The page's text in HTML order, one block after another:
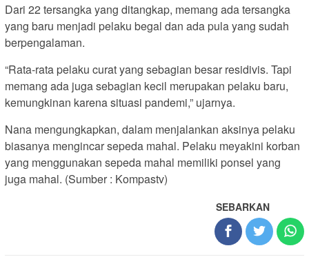
Dari 22 tersangka yang ditangkap, memang ada tersangka
yang baru menjadi pelaku begal dan ada pula yang sudah
berpengalaman.
“Rata-rata pelaku curat yang sebagian besar residivis. Tapi
memang ada juga sebagian kecil merupakan pelaku baru,
kemungkinan karena situasi pandemi,” ujarnya.
Nana mengungkapkan, dalam menjalankan aksinya pelaku
biasanya mengincar sepeda mahal. Pelaku meyakini korban
yang menggunakan sepeda mahal memiliki ponsel yang
juga mahal. (Sumber : Kompastv)
SEBARKAN